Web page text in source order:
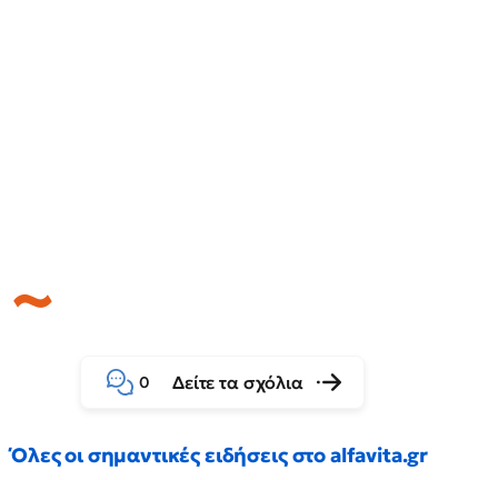
0 Δείτε τα σχόλια
Όλες οι σημαντικές ειδήσεις στο alfavita.gr